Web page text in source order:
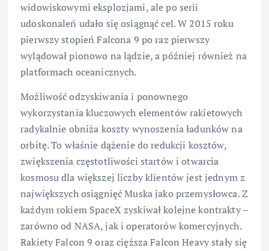
widowiskowymi eksplozjami, ale po serii
udoskonaleń udało się osiągnąć cel. W 2015 roku
pierwszy stopień Falcona 9 po raz pierwszy
wylądował pionowo na lądzie, a później również na
platformach oceanicznych.
Możliwość odzyskiwania i ponownego
wykorzystania kluczowych elementów rakietowych
radykalnie obniża koszty wynoszenia ładunków na
orbitę. To właśnie dążenie do redukcji kosztów,
zwiększenia częstotliwości startów i otwarcia
kosmosu dla większej liczby klientów jest jednym z
największych osiągnięć Muska jako przemysłowca. Z
każdym rokiem SpaceX zyskiwał kolejne kontrakty –
zarówno od NASA, jak i operatorów komercyjnych.
Rakiety Falcon 9 oraz cięższa Falcon Heavy stały się